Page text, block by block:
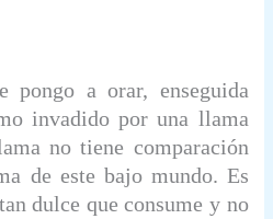
pongo a orar, enseguida
invadido por una llama
no tiene comparación
de este bajo mundo. Es
dulce que consume y no